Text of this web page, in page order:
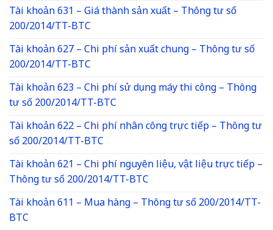
Tài khoản 631 – Giá thành sản xuất – Thông tư số
200/2014/TT-BTC
Tài khoản 627 – Chi phí sản xuất chung – Thông tư số
200/2014/TT-BTC
Tài khoản 623 – Chi phí sử dụng máy thi công – Thông
tư số 200/2014/TT-BTC
Tài khoản 622 – Chi phí nhân công trực tiếp – Thông tư
số 200/2014/TT-BTC
Tài khoản 621 – Chi phí nguyên liệu, vật liệu trực tiếp –
Thông tư số 200/2014/TT-BTC
Tài khoản 611 – Mua hàng – Thông tư số 200/2014/TT-
BTC